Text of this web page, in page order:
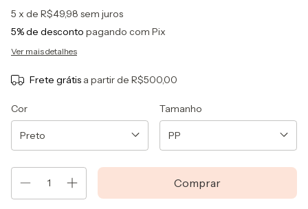
5 x de R$49,98 sem juros
5% de desconto pagando com Pix
Ver mais detalhes
Frete grátis a partir de R$500,00
Cor Tamanho